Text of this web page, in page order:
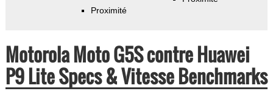
Proximité
Motorola Moto G5S contre Huawei
P9 Lite Specs & Vitesse Benchmarks